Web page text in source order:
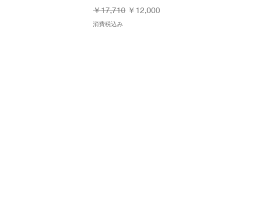
通常価格
￥17,710 セール価格
￥12,000
消費税込み